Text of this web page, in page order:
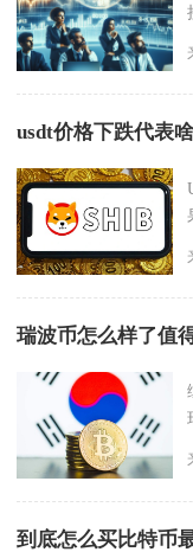
usdt价格下跌代表啥
瑞波币怎么样了值
到底怎么买比特币